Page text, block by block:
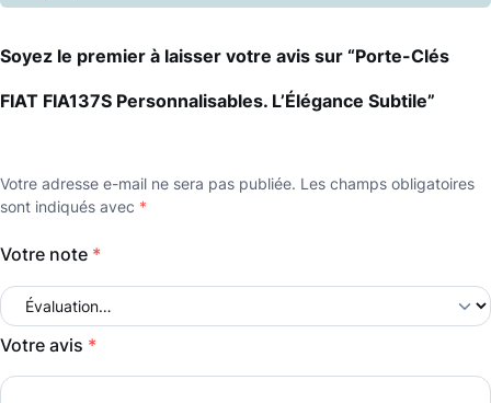
Soyez le premier à laisser votre avis sur “Porte-Clés
FIAT FIA137S Personnalisables. L’Élégance Subtile”
Votre adresse e-mail ne sera pas publiée. Les champs obligatoires
sont indiqués avec *
Votre note *
Votre avis *